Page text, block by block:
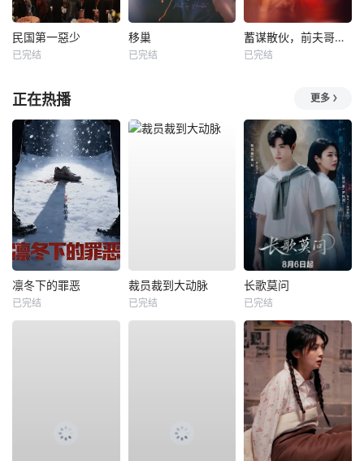
民国第一惡少
已完结
移巢
已完结
蓄谋散伙，前夫哥对我怦然心动
已完结
正在热播 更多
凛冬下的罪恶
已完结
裁员裁到大动脉
已完结
长歌莫问
已完结